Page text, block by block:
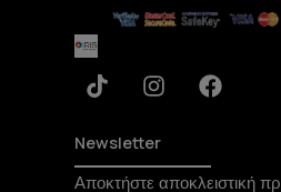
T
i
t
o
I
n
t
a
F
a
b
Newsletter
Αποκτήστε αποκλειστική